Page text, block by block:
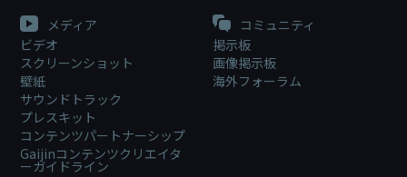
メディア
ビデオ
スクリーンショット
壁紙
サウンドトラック
プレスキット
コンテンツパートナーシップ
Gaijinコンテンツクリエイタ
ーガイドライン
コミュニティ
掲示板
画像掲示板
海外フォーラム